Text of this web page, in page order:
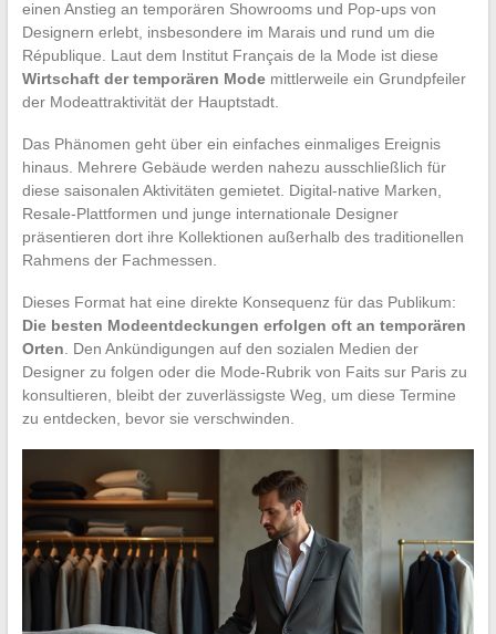
einen Anstieg an temporären Showrooms und Pop-ups von
Designern erlebt, insbesondere im Marais und rund um die
République. Laut dem Institut Français de la Mode ist diese
Wirtschaft der temporären Modemittlerweile ein Grundpfeiler
der Modeattraktivität der Hauptstadt.
Das Phänomen geht über ein einfaches einmaliges Ereignis
hinaus. Mehrere Gebäude werden nahezu ausschließlich für
diese saisonalen Aktivitäten gemietet. Digital-native Marken,
Resale-Plattformen und junge internationale Designer
präsentieren dort ihre Kollektionen außerhalb des traditionellen
Rahmens der Fachmessen.
Dieses Format hat eine direkte Konsequenz für das Publikum:
Die besten Modeentdeckungen erfolgen oft an temporären
Orten . Den Ankündigungen auf den sozialen Medien der
Designer zu folgen oder die Mode-Rubrik von Faits sur Paris zu
konsultieren, bleibt der zuverlässigste Weg, um diese Termine
zu entdecken, bevor sie verschwinden.